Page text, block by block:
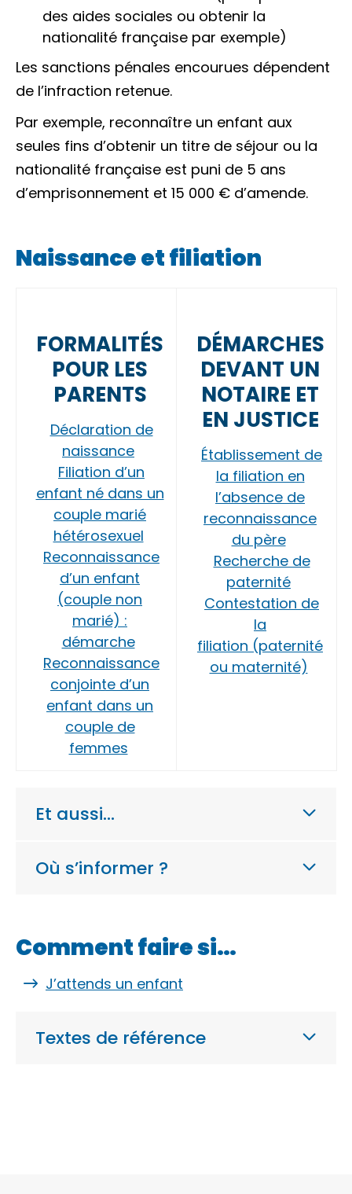
des aides sociales ou obtenir la
nationalité française par exemple)
Les sanctions pénales encourues dépendent
de l’infraction retenue.
Par exemple, reconnaître un enfant aux
seules fins d’obtenir un titre de séjour ou la
nationalité française est puni de 5 ans
d’emprisonnement et 15 000 € d’amende.
Naissance et filiation
FORMALITÉS
POUR LES
PARENTS
Déclaration de
naissance
Filiation d’un
enfant né dans un
couple marié
hétérosexuel
Reconnaissance
d’un enfant
(couple non
marié) :
démarche
Reconnaissance
conjointe d’un
enfant dans un
couple de
femmes
DÉMARCHES
DEVANT UN
NOTAIRE ET
EN JUSTICE
Établissement de
la filiation en
l’absence de
reconnaissance
du père
Recherche de
paternité
Contestation de
la
filiation (paternité
ou maternité)
Et aussi…
Où s’informer ?
Comment faire si…
J’attends un enfant
Textes de référence